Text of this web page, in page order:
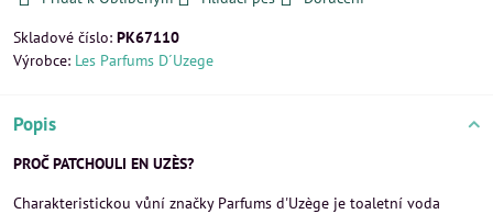
Skladové číslo: PK67110
Výrobce: Les Parfums D´Uzege
Popis
PROČ PATCHOULI EN UZÈS?
Charakteristickou vůní značky Parfums d'Uzège je toaletní voda